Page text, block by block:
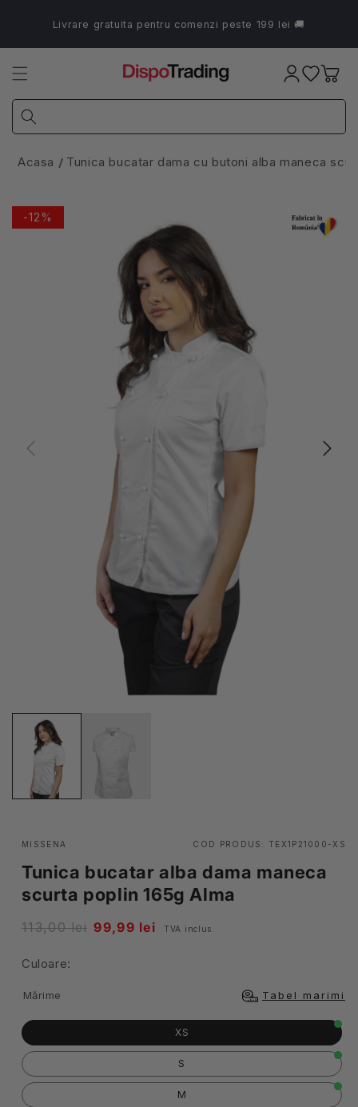
conținutLivrare gratuita pentru comenzi peste 199 lei 🚚
Coș
Acasa Tunica bucatar dama cu butoni alba maneca
-12%
MISSENA COD PRODUS: TEX1P21000-XS
Tunica bucatar alba dama maneca
scurta poplin 165g Alma
Pret
113,00 lei Pret
99,99 lei TVA inclus.
Culoare:
Mărime Tabel marimi
XS
S
M